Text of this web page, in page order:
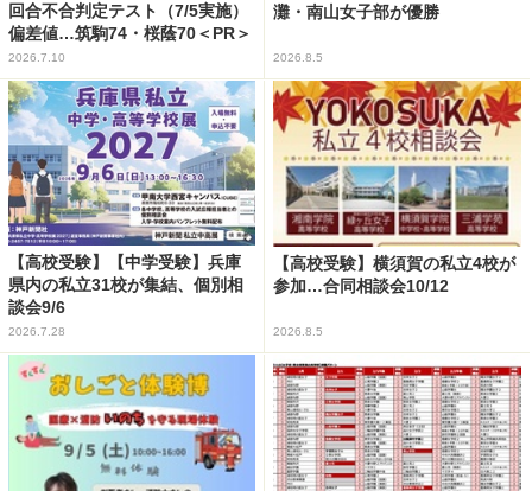
回合不合判定テスト（7/5実施）
偏差値…筑駒74・桜蔭70＜PR＞
2026.7.10
灘・南山女子部が優勝
2026.8.5
【高校受験】【中学受験】兵庫
県内の私立31校が集結、個別相
談会9/6
2026.7.28
【高校受験】横須賀の私立4校が
参加…合同相談会10/12
2026.8.5